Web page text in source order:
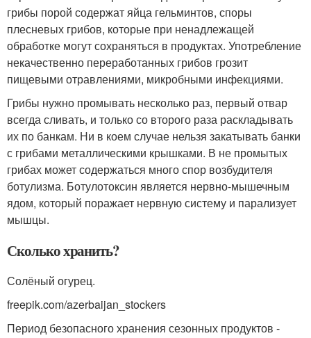
грибы порой содержат яйца гельминтов, споры
плесневых грибов, которые при ненадлежащей
обработке могут сохраняться в продуктах. Употребление
некачественно переработанных грибов грозит
пищевыми отравлениями, микробными инфекциями.
Грибы нужно промывать несколько раз, первый отвар
всегда сливать, и только со второго раза раскладывать
их по банкам. Ни в коем случае нельзя закатывать банки
с грибами металлическими крышками. В не промытых
грибах может содержаться много спор возбудителя
ботулизма. Ботулотоксин является нервно-мышечным
ядом, который поражает нервную систему и парализует
мышцы.
Сколько хранить?
Солёный огурец.
freepik.com/azerbaijan_stockers
Период безопасного хранения сезонных продуктов -